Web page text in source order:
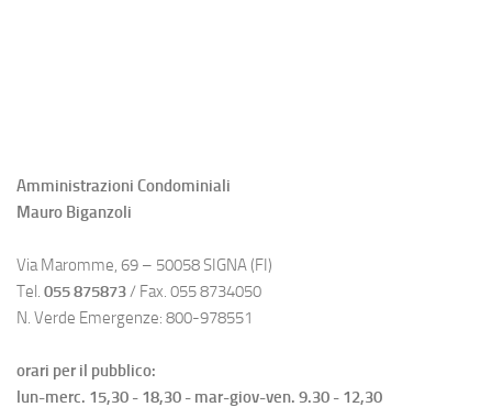
Amministrazioni Condominiali
Mauro Biganzoli
Via Maromme, 69 – 50058 SIGNA (FI)
Tel. 055 875873/ Fax. 055 8734050
N. Verde Emergenze: 800-978551
orari per il pubblico:
lun-merc. 15,30 - 18,30 - mar-giov-ven. 9.30 - 12,30